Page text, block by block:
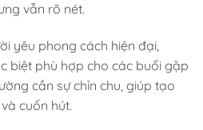
vẫn rõ nét.
yêu phong cách hiện đại,
biệt phù hợp cho các buổi gặp
cần sự chỉn chu, giúp tạo
cuốn hút.